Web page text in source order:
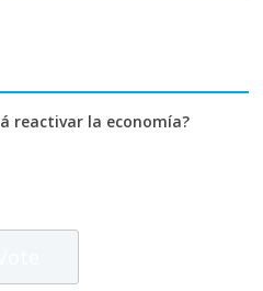
reactivar la economía?